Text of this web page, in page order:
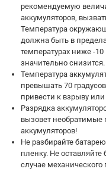
рекомендуемую
аккумуляторов,
Температура
должна быть в
температурах ниже -10
значительно снизится.
Температура
превышать 70
привести к взрыву
Разрядка
вызовет необратимые
аккумуляторов!
Не разбирайте
пленку. Не
случае